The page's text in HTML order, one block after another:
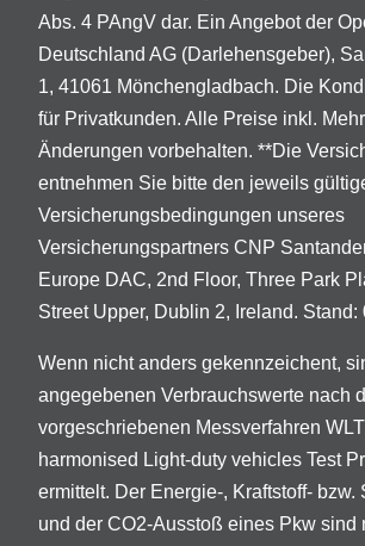
Abs. 4 PAngV dar. Ein Angebot der
Deutschland AG (Darlehensgeber),
1, 41061 Mönchengladbach. Die
für Privatkunden. Alle Preise inkl.
Änderungen vorbehalten. **Die
entnehmen Sie bitte den jeweils
Versicherungsbedingungen unseres
Versicherungspartners CNP
Europe DAC, 2nd Floor, Three Park
Street Upper, Dublin 2, Ireland. Stand:
Wenn nicht anders gekennzeichent,
angegebenen Verbrauchswerte nach
vorgeschriebenen Messverfahren
harmonised Light-duty vehicles Test
ermittelt. Der Energie-, Kraftstoff- bzw.
und der CO2-Ausstoß eines Pkw sind